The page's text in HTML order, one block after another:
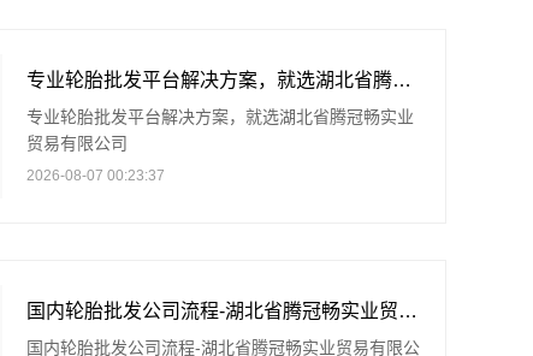
专业轮胎批发平台解决方案，就选湖北省腾冠畅实业贸易有限公司
专业轮胎批发平台解决方案，就选湖北省腾冠畅实业
贸易有限公司
2026-08-07 00:23:37
国内轮胎批发公司流程-湖北省腾冠畅实业贸易有限公司
国内轮胎批发公司流程-湖北省腾冠畅实业贸易有限公